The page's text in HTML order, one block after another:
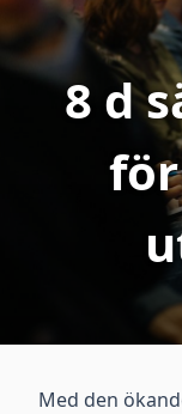
8 d
Med den